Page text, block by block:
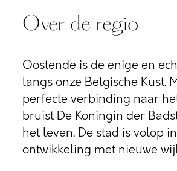
Over de regio
Oostende is de enige en
langs onze Belgische Kust.
perfecte verbinding naar
bruist De Koningin der
het leven. De stad is volop in
ontwikkeling met nieuwe